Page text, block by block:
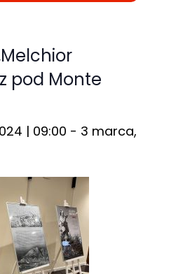
pod Monte
| 09:00 - 3 marca,